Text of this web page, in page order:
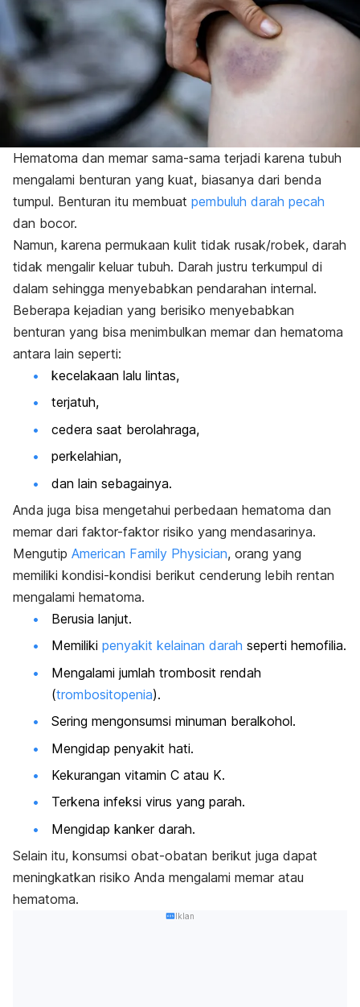
Hematoma dan memar sama-sama terjadi karena tubuh
mengalami benturan yang kuat, biasanya dari benda
tumpul. Benturan itu membuat pembuluh darah pecah
dan bocor.
Namun, karena permukaan kulit tidak rusak/robek, darah
tidak mengalir keluar tubuh. Darah justru terkumpul di
dalam sehingga menyebabkan pendarahan internal.
Beberapa kejadian yang berisiko menyebabkan
benturan yang bisa menimbulkan memar dan hematoma
antara lain seperti:
kecelakaan lalu lintas,
terjatuh,
cedera saat berolahraga,
perkelahian,
dan lain sebagainya.
Anda juga bisa mengetahui perbedaan hematoma dan
memar dari faktor-faktor risiko yang mendasarinya.
Mengutip American Family Physician, orang yang
memiliki kondisi-kondisi berikut cenderung lebih rentan
mengalami hematoma.
Berusia lanjut.
Memiliki penyakit kelainan darah seperti hemofilia.
Mengalami jumlah trombosit rendah
(trombositopenia).
Sering mengonsumsi minuman beralkohol.
Mengidap penyakit hati.
Kekurangan vitamin C atau K.
Terkena infeksi virus yang parah.
Mengidap kanker darah.
Selain itu, konsumsi obat-obatan berikut juga dapat
meningkatkan risiko Anda mengalami memar atau
hematoma.
Iklan